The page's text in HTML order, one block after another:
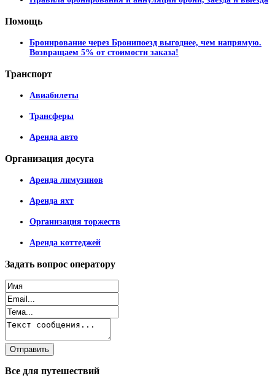
Помощь
Бронирование через Бронипоезд выгоднее, чем напрямую.
Возвращаем 5% от стоимости заказа!
Транспорт
Авиабилеты
Трансферы
Аренда авто
Организация досуга
Аренда лимузинов
Аренда яхт
Организация торжеств
Аренда коттеджей
Задать вопрос оператору
Все для путешествий